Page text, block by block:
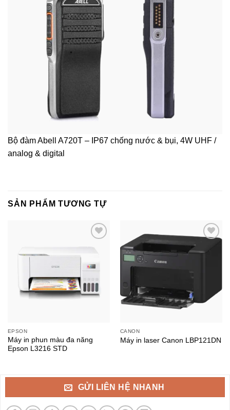
Bộ đàm Abell A720T – IP67 chống nước & bụi, 4W UHF /
analog & digital
SẢN PHẨM TƯƠNG TỰ
EPSON
Máy in phun màu đa năng
Epson L3216 STD
CANON
Máy in laser Canon LBP121DN
GỬI LIÊN HỆ NHANH